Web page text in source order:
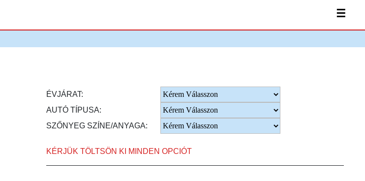
☰
ÉVJÁRAT:
AUTÓ TÍPUSA:
SZŐNYEG SZÍNE/ANYAGA:
KÉRJÜK TÖLTSÖN KI MINDEN OPCIÓT